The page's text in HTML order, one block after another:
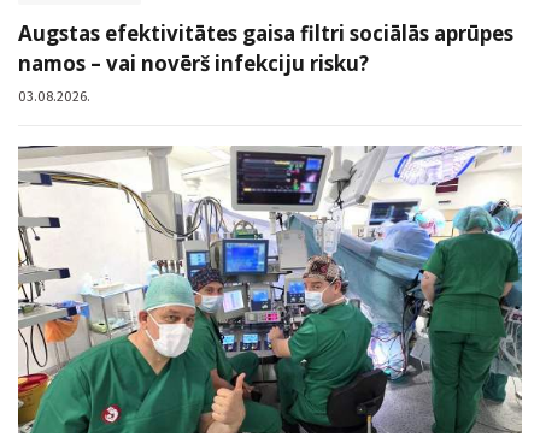
Augstas efektivitātes gaisa filtri sociālās aprūpes
namos – vai novērš infekciju risku?
03.08.2026.